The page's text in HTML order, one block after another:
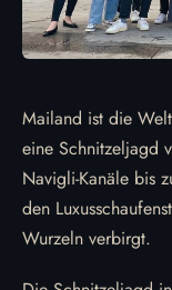
Mailand ist die
eine Schnitzeljagd
Navigli-Kanäle bis
den
Wurzeln verbirgt.